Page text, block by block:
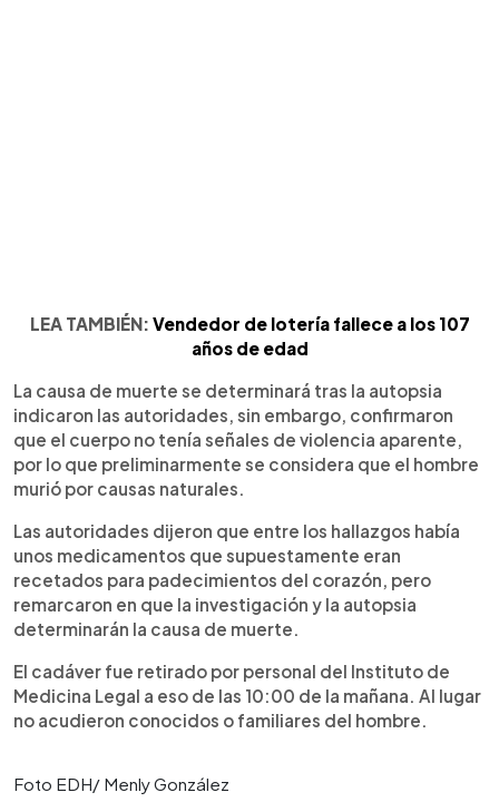
LEA TAMBIÉN: Vendedor de lotería fallece a los 107
años de edad
La causa de muerte se determinará tras la autopsia
indicaron las autoridades, sin embargo, confirmaron
que el cuerpo no tenía señales de violencia aparente,
por lo que preliminarmente se considera que el hombre
murió por causas naturales.
Las autoridades dijeron que entre los hallazgos había
unos medicamentos que supuestamente eran
recetados para padecimientos del corazón, pero
remarcaron en que la investigación y la autopsia
determinarán la causa de muerte.
El cadáver fue retirado por personal del Instituto de
Medicina Legal a eso de las 10:00 de la mañana. Al lugar
no acudieron conocidos o familiares del hombre.
Foto EDH/ Menly González